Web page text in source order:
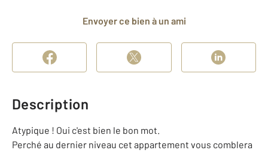
Envoyer ce bien à un ami
Description
Atypique ! Oui c'est bien le bon mot.
Perché au dernier niveau cet appartement vous comblera